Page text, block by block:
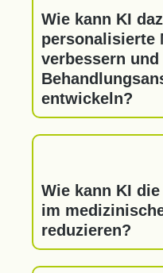
Wie kann KI
personalisierte
verbessern
entwickeln?
Wie kann KI
im
reduzieren?